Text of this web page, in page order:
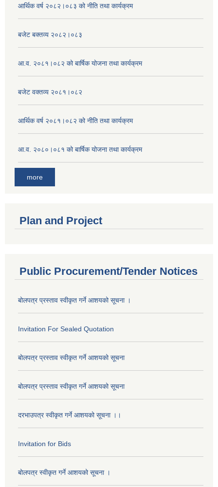
आर्थिक वर्ष २०८२।०८३ को नीति तथा कार्यक्रम
बजेट बक्तव्य २०८२।०८३
आ.व. २०८१।०८२ को बार्षिक योजना तथा कार्यक्रम
बजेट वक्तव्य २०८१।०८२
आर्थिक वर्ष २०८१।०८२ को नीति तथा कार्यक्रम
आ.व. २०८०।०८१ को बार्षिक योजना तथा कार्यक्रम
more
Plan and Project
Public Procurement/Tender Notices
बोलपत्र प्रस्ताव स्वीकृत गर्ने आशयको सूचना ।
Invitation For Sealed Quotation
बोलपत्र प्रस्ताव स्वीकृत गर्ने आशयको सूचना
बोलपत्र प्रस्ताव स्वीकृत गर्ने आशयको सूचना
दरभाउपत्र स्वीकृत गर्ने आशयको सूचना ।।
Invitation for Bids
बोलपत्र स्वीकृत गर्ने आशयको सूचना ।